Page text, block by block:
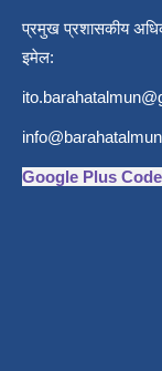
प्रमुख प्रशासकीय
इमेल:
Google Plus